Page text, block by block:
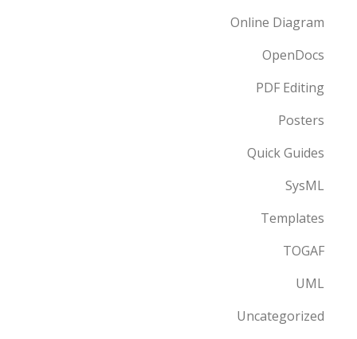
Online Diagram
OpenDocs
PDF Editing
Posters
Quick Guides
SysML
Templates
TOGAF
UML
Uncategorized